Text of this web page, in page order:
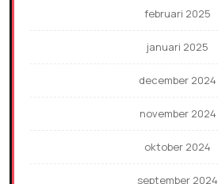
februari 2025
januari 2025
december 2024
november 2024
oktober 2024
september 2024